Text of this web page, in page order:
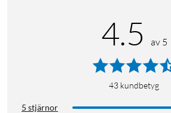
4.5 av 5
43 kundbetyg
5 stjärnor